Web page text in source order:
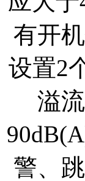
有开
设置2
溢
警、